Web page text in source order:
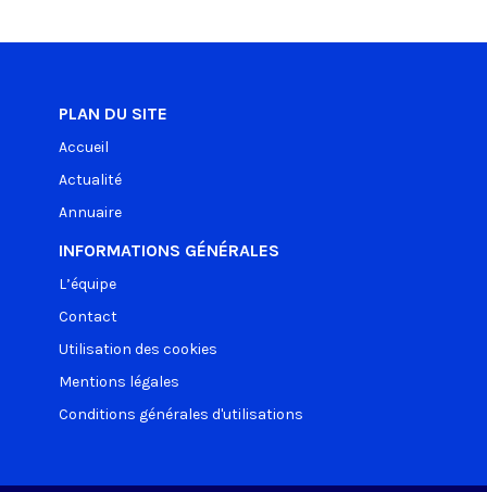
PLAN DU SITE
Accueil
Actualité
Annuaire
INFORMATIONS GÉNÉRALES
L’équipe
Contact
Utilisation des cookies
Mentions légales
Conditions générales d'utilisations